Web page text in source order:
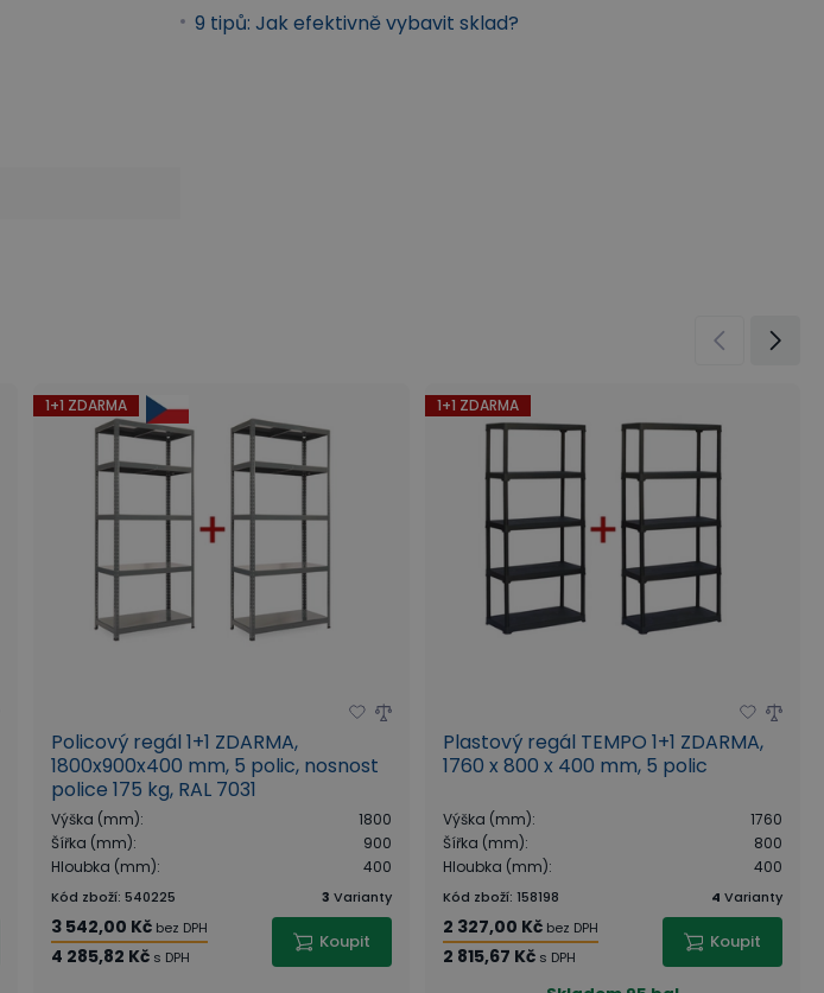
9 tipů: Jak efektivně vybavit sklad?
1+1 ZDARMA
Policový regál 1+1 ZDARMA,
1800x900x400 mm, 5 polic, nosnost
police 175 kg, RAL 7031
Výška (mm):
1800
Šířka (mm):
900
Hloubka (mm): 400
Kód zboží:540225 3 Varianty
3 542,00 Kč bez DPH
4 285,82 Kč s DPH
Koupit
1+1 ZDARMA
Plastový regál TEMPO 1+1 ZDARMA,
1760 x 800 x 400 mm, 5 polic
Výška (mm):
1760
Šířka (mm):
800
Hloubka (mm): 400
Kód zboží: 158198 4 Varianty
2 327,00 Kč bez DPH
2 815,67 Kč s DPH
Koupit